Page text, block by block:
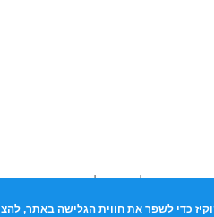
עושה כל מאמץ לכבד זכויות
לדעתך מפר זכויות
כדי לשפר את חווית הגלישה באתר,